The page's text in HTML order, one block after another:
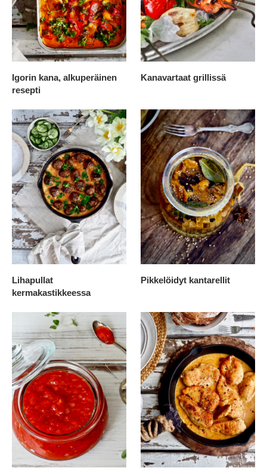
Igorin kana, alkuperäinen
resepti
Kanavartaat grillissä
Lihapullat
kermakastikkeessa
Pikkelöidyt kantarellit